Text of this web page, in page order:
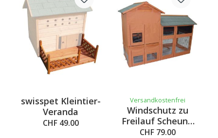
swisspet Kleintier-
Veranda
CHF 49.00
Versandkostenfrei
Windschutz zu
Freilauf Scheune
Benno
CHF 79.00